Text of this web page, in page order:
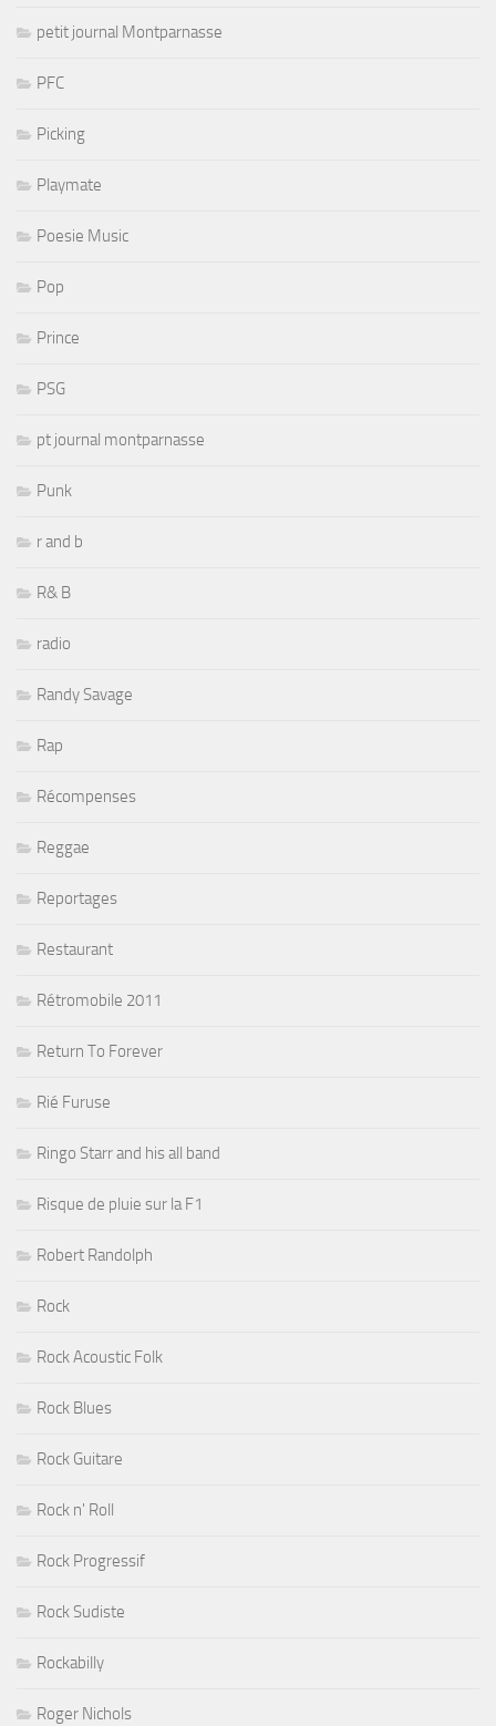
petit journal Montparnasse
PFC
Picking
Playmate
Poesie Music
Pop
Prince
PSG
pt journal montparnasse
Punk
r and b
R& B
radio
Randy Savage
Rap
Récompenses
Reggae
Reportages
Restaurant
Rétromobile 2011
Return To Forever
Rié Furuse
Ringo Starr and his all band
Risque de pluie sur la F1
Robert Randolph
Rock
Rock Acoustic Folk
Rock Blues
Rock Guitare
Rock n' Roll
Rock Progressif
Rock Sudiste
Rockabilly
Roger Nichols